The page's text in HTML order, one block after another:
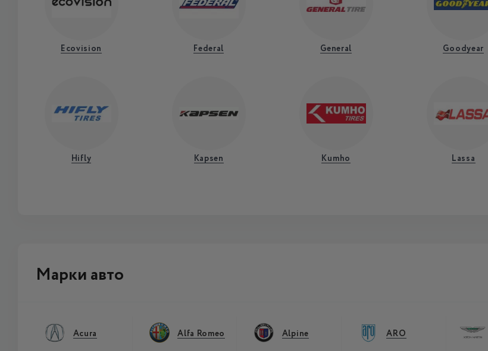
Ecovision Federal General Goodyear
Hifly Kapsen Kumho Lassa
Марки авто
Acura Alfa Romeo Alpine ARO